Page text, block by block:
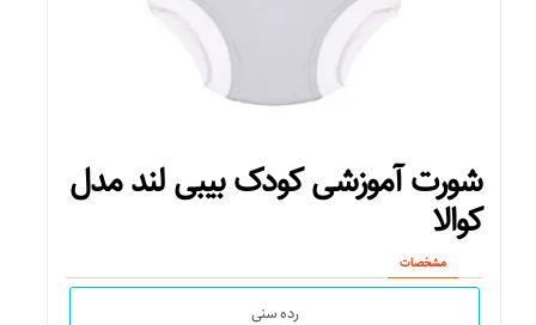
شورت آموزشی کودک بیبی لند مدل
کوالا
مشخصات
رده سنی